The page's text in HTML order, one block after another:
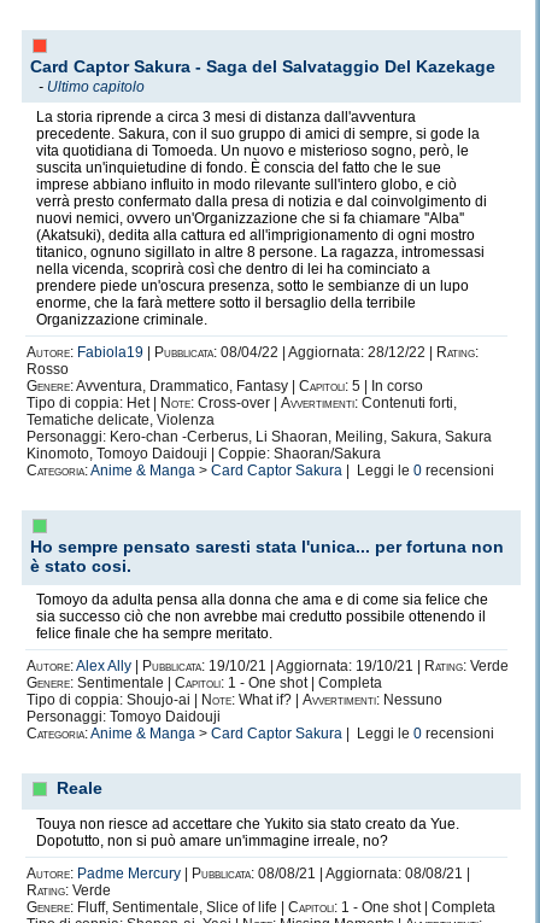
Card Captor Sakura - Saga del Salvataggio Del Kazekage
- Ultimo capitolo
La storia riprende a circa 3 mesi di distanza dall'avventura
precedente. Sakura, con il suo gruppo di amici di sempre, si gode la
vita quotidiana di Tomoeda. Un nuovo e misterioso sogno, però, le
suscita un'inquietudine di fondo. È conscia del fatto che le sue
imprese abbiano influito in modo rilevante sull'intero globo, e ciò
verrà presto confermato dalla presa di notizia e dal coinvolgimento di
nuovi nemici, ovvero un'Organizzazione che si fa chiamare ''Alba''
(Akatsuki), dedita alla cattura ed all'imprigionamento di ogni mostro
titanico, ognuno sigillato in altre 8 persone. La ragazza, intromessasi
nella vicenda, scoprirà così che dentro di lei ha cominciato a
prendere piede un'oscura presenza, sotto le sembianze di un lupo
enorme, che la farà mettere sotto il bersaglio della terribile
Organizzazione criminale.
Autore: Fabiola19 Pubblicata: 08/04/22 | Aggiornata: 28/12/22 |
Rating:
Rosso
Genere:Avventura, Drammatico, Fantasy | Capitoli: 5 | In corso
Tipo di coppia: Het |
Note: Cross-over | Avvertimenti: Contenuti forti,
Tematiche delicate, Violenza
Personaggi: Kero-chan -Cerberus, Li Shaoran, Meiling, Sakura, Sakura
Kinomoto, Tomoyo Daidouji | Coppie: Shaoran/Sakura
Categoria:Anime & Manga > Card Captor Sakura | Leggi le 0 recensioni
Ho sempre pensato saresti stata l'unica... per fortuna non
è stato cosi.
Tomoyo da adulta pensa alla donna che ama e di come sia felice che
sia successo ciò che non avrebbe mai credutto possibile ottenendo il
felice finale che ha sempre meritato.
Autore:Alex Ally Pubblicata: 19/10/21 | Aggiornata: 19/10/21 | Rating: Verde
Genere: Sentimentale | Capitoli: 1 - One shot | Completa
Tipo di coppia: Shoujo-ai |
Note: What if? | Avvertimenti: Nessuno
Personaggi: Tomoyo Daidouji
Categoria:Anime & Manga > Card Captor Sakura | Leggi le 0 recensioni
Reale
Touya non riesce ad accettare che Yukito sia stato creato da Yue.
Dopotutto, non si può amare un'immagine irreale, no?
Autore: Padme Mercury Pubblicata: 08/08/21 | Aggiornata: 08/08/21 |
Rating: Verde
Genere: Fluff, Sentimentale, Slice of life | Capitoli: 1 - One shot | Completa